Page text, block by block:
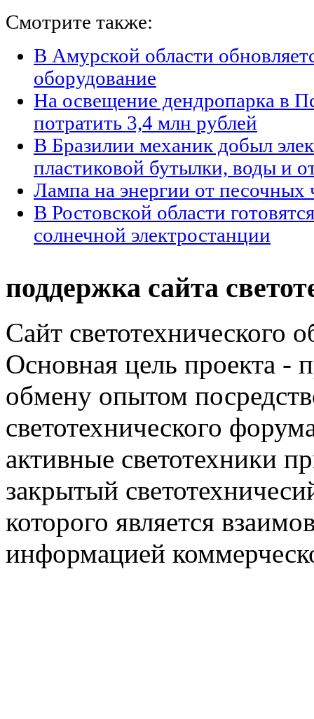
Смотрите также:
В Амурской области
оборудование
На освещение дендропарка в
потратить 3,4 млн рублей
В Бразилии механик добыл
пластиковой бутылки, воды и
Лампа на энергии от песочных
В Ростовской области
солнечной электростанции
поддержка сайта
Сайт светотехнического
Основная цель проекта -
обмену опытом
светотехнического
активные светотехники
закрытый
которого является
информацией